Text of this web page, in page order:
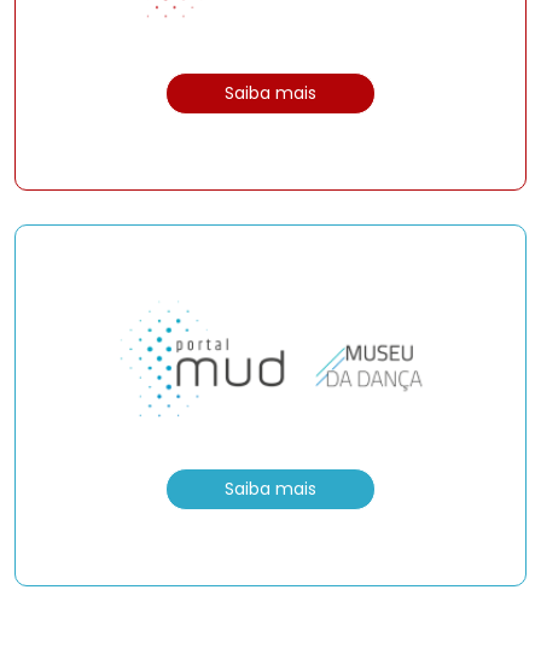
Saiba mais
Saiba mais